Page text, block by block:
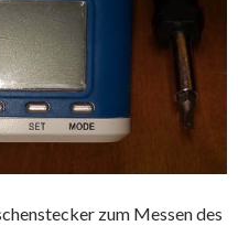
zum Messen des